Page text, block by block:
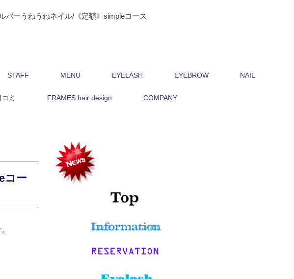
バーうねうねネイル/《定額》simpleコース
STAFF MENU EYELASH EYEBROW NAIL
コミ FRAMES hair design COMPANY
コー